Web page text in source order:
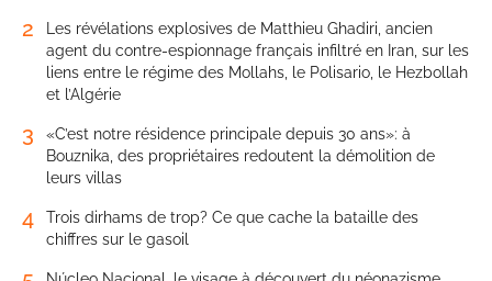
2
Les révélations explosives de Matthieu Ghadiri, ancien
agent du contre-espionnage français infiltré en Iran, sur les
liens entre le régime des Mollahs, le Polisario, le Hezbollah
et l’Algérie
3
«C’est notre résidence principale depuis 30 ans»: à
Bouznika, des propriétaires redoutent la démolition de
leurs villas
4
Trois dirhams de trop? Ce que cache la bataille des
chiffres sur le gasoil